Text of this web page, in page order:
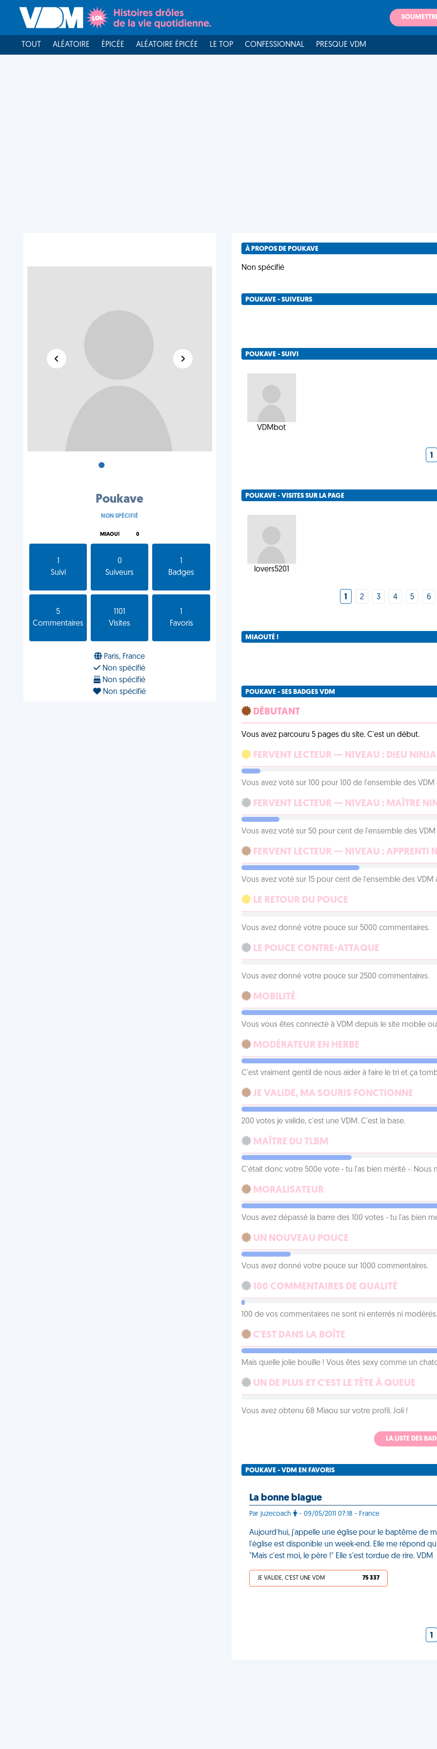
TOUT ALÉATOIRE ÉPICÉE ALÉATOIRE ÉPICÉE LE TOP CONFESSIONNAL PRESQUE VDM
•
Poukave
NON SPÉCIFIÉ
MIAOU! 0
Suivi
0
Suiveurs
Badges
5
Commentaires
1101
Visites
Favoris
Paris, France
Non spécifié
Non spécifié
Non spécifié
À PROPOS DE POUKAVE
Non spécifié
POUKAVE - SUIVEURS
POUKAVE - SUIVI
VDMbot
1
POUKAVE - VISITES SUR LA PAGE
lovers5201
1 2 3 4 5 6
MIAOUTÉ !
POUKAVE - SES BADGES VDM
DÉBUTANT
Vous avez parcouru 5 pages du site. C'est un début.
FERVENT LECTEUR — NIVEAU : DIEU NINJA
Vous avez voté sur 100 pour 100 de l'ensemble des VDM
FERVENT LECTEUR — NIVEAU : MAÎTRE
Vous avez voté sur 50 pour cent de l'ensemble des VDM
FERVENT LECTEUR — NIVEAU : APPRENTI
Vous avez voté sur 15 pour cent de l'ensemble des VDM
LE RETOUR DU POUCE
Vous avez donné votre pouce sur 5000 commentaires.
LE POUCE CONTRE-ATTAQUE
Vous avez donné votre pouce sur 2500 commentaires.
MOBILITÉ
Vous vous êtes connecté à VDM depuis le site mobile
MODÉRATEUR EN HERBE
C'est vraiment gentil de nous aider à faire le tri et ça
JE VALIDE, MA SOURIS FONCTIONNE
200 votes je valide, c'est une VDM. C'est la base.
MAÎTRE DU TLBM
C'était donc votre 500e vote - tu l'as bien mérité -. Nous
MORALISATEUR
Vous avez dépassé la barre des 100 votes - tu l'as bien
UN NOUVEAU POUCE
Vous avez donné votre pouce sur 1000 commentaires.
100 COMMENTAIRES DE QUALITÉ
100 de vos commentaires ne sont ni enterrés ni
C'EST DANS LA BOÎTE
Mais quelle jolie bouille ! Vous êtes sexy comme un
UN DE PLUS ET C'EST LE TÊTE À QUEUE
Vous avez obtenu 68 Miaou sur votre profil. Joli !
LA LISTE DES
POUKAVE - VDM EN FAVORIS
La bonne blague
Par juzecoach - 09/05/2011 07:18 - France
Aujourd'hui, j'appelle une église pour le baptême de
l'église est disponible un week-end. Elle me répond
"Mais c'est moi, le père !" Elle s'est tordue de rire. VDM
JE VALIDE, C'EST UNE VDM 75 337
1